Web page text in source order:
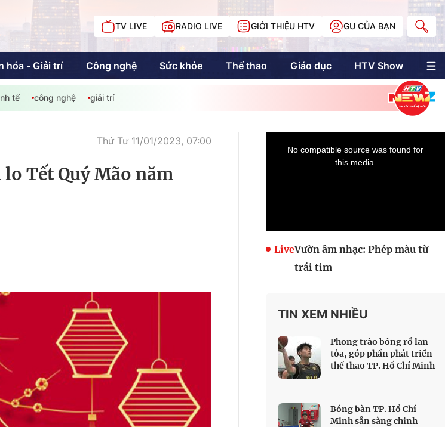
TV LIVE RADIO LIVE GIỚI THIỆU HTV GU CỦA BẠN
hóa - Giải trí Công nghệ Sức khỏe Thể thao Giáo dục HTV Show
Kinh tế
hình
Made By Vietnam
Ngày hội HTV
Innovation Fest
Chung một tấm
lòng
SEA Games 33
Multimedia
Multiform
Doanh nhân Sài
Gòn
tế công nghệ giải trí
Thứ Tư 11/01/2023, 07:00
Tết Quý Mão năm
LiveVườn âm nhạc: Phép màu từ
trái tim
TIN XEM NHIỀU
Phong trào bóng rổ lan
tỏa, góp phần phát triển
thể thao TP. Hồ Chí Minh
Bóng bàn TP. Hồ Chí
Minh sẵn sàng chinh